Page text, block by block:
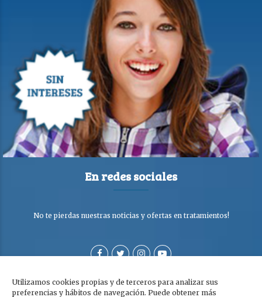
Utilizamos cookies propias y de terceros para analizar sus
preferencias y hábitos de navegación. Puede obtener más
En redes sociales
No te pierdas nuestras noticias y ofertas en tratamientos!